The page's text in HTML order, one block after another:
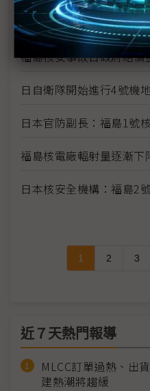
日本擴大農作禁售範圍
福島核安事故日政府賠
日自衛隊開始進行4號機
日本官防副長：福島1號
福島核電廠輻射量逐漸
日本核安全機構：福島2
1 2 3
近７天熱門報導
MLCC訂單過熱、出
建熱潮將趨緩